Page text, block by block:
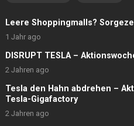
Leere Shoppingmalls?
1 Jahr ago
DISRUPT TESLA –
2 Jahren ago
Tesla den Hahn abdrehen –
Tesla-Gigafactory
2 Jahren ago